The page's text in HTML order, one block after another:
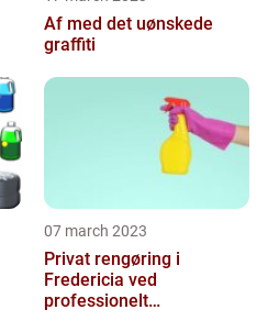
Af med det uønskede
graffiti
07 march 2023
Privat rengøring i
Fredericia ved
professionelt